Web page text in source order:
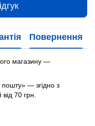
Повернення
магазину —
пошту» — згідно з
70 грн.